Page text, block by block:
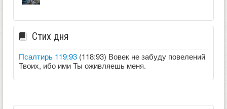
Стих дня
Псалтирь 119:93 (118:93) Вовек не забуду повелений
Твоих, ибо ими Ты оживляешь меня.